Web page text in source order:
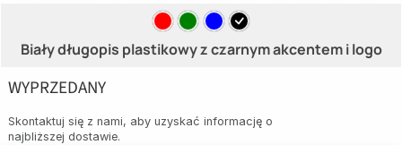
Biały długopis plastikowy z czarnym akcentem i logo
WYPRZEDANY
Skontaktuj się z nami, aby uzyskać informację o
najbliższej dostawie.